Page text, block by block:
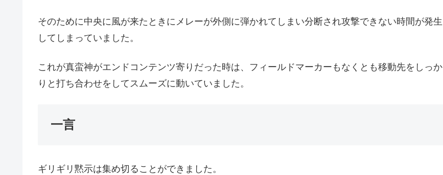
そのために中央に風が来たときにメレーが外側に弾かれてしまい分断され攻撃できない時間が発生
してしまっていました。
これが真蛮神がエンドコンテンツ寄りだった時は、フィールドマーカーもなくとも移動先をしっか
りと打ち合わせをしてスムーズに動いていました。
一言
ギリギリ黙示は集め切ることができました。